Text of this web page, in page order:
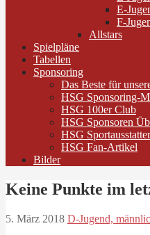
E-
F-
Allstars
Spielpläne
Tabellen
Sponsoring
Das Beste für
HSG Sponsoring-
HSG 100er Club
HSG Sponsoren
HSG Sportausstatter
HSG Fan-Artikel
Bilder
Keine Punkte im
5. März 2018 D-Jugend,